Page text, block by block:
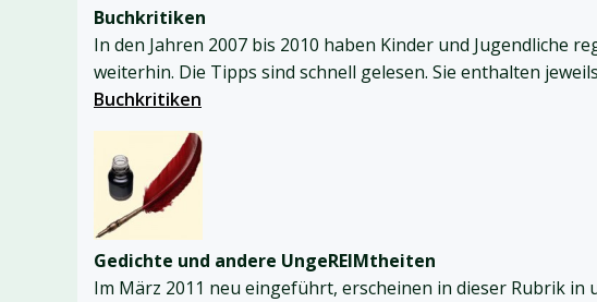
Buchkritiken
In den Jahren 2007 bis 2010 haben Kinder und Jugendliche
weiterhin. Die Tipps sind schnell gelesen. Sie enthalten
Buchkritiken
Gedichte und andere UngeREIMtheiten
Im März 2011 neu eingeführt, erscheinen in dieser Rubrik in